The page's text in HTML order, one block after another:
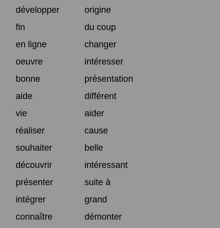
développer
origine
fin
du coup
en ligne
changer
oeuvre
intéresser
bonne
présentation
aide
différent
vie
aider
réaliser
cause
souhaiter
belle
découvrir
intéressant
présenter
suite à
intégrer
grand
connaître
démonter